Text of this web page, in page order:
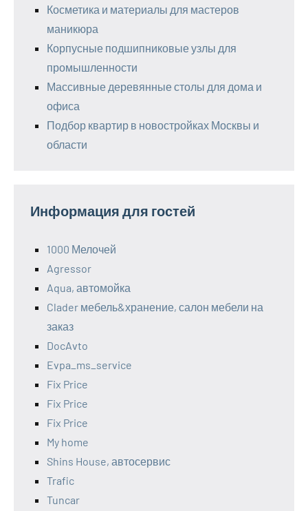
Косметика и материалы для мастеров
маникюра
Корпусные подшипниковые узлы для
промышленности
Массивные деревянные столы для дома и
офиса
Подбор квартир в новостройках Москвы и
области
Информация для гостей
1000 Мелочей
Agressor
Aqua, автомойка
Clader мебель&хранение, салон мебели на
заказ
DocAvto
Evpa_ms_service
Fix Price
Fix Price
Fix Price
My home
Shins House, автосервис
Trafic
Tuncar